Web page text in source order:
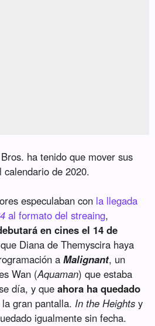
ha tenido que mover sus
de 2020.
especulaban con la llegada
al formato del streaing,
en cines el 14 de
Diana de Themyscira haya
aMalignant, un
Wan (Aquaman) que estaba
día, y queahora ha quedado
gran pantalla. In the Heights y
igualmente sin fecha.